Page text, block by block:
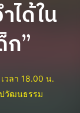
ได้ใน
ก”
วลา 18.00 น.
วัฒนธรรม